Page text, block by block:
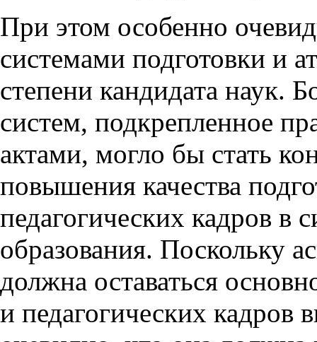
При этом особенно
системами подготовки и
степени кандидата наук.
систем, подкрепленное
актами, могло бы стать
повышения качества
педагогических кадров в
образования. Поскольку
должна оставаться
и педагогических кадров